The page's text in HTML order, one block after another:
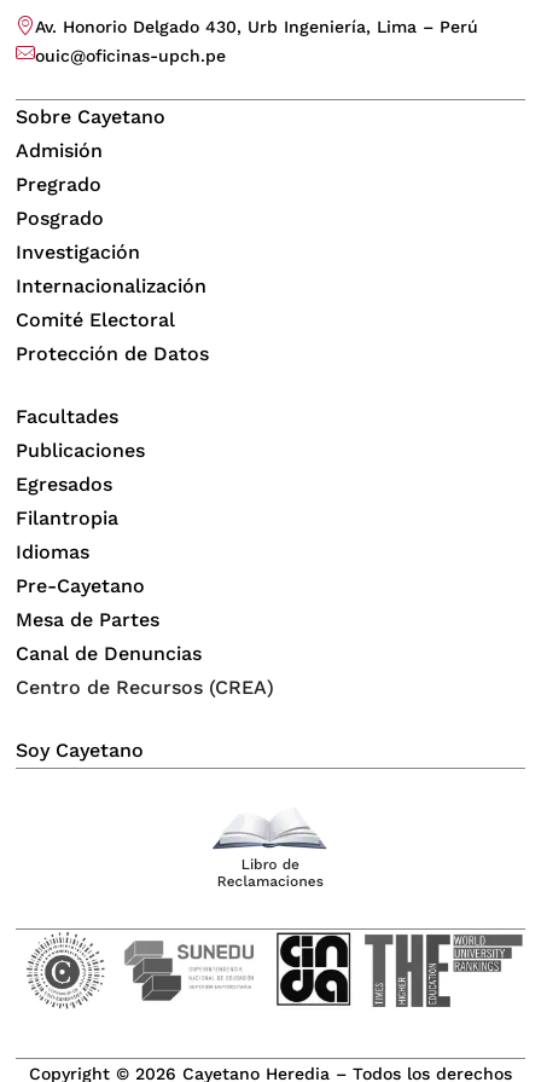
Av. Honorio Delgado 430, Urb Ingeniería, Lima – Perú
ouic@oficinas-upch.pe
Sobre Cayetano
Admisión
Pregrado
Posgrado
Investigación
Internacionalización
Comité Electoral
Protección de Datos
Facultades
Publicaciones
Egresados
Filantropia
Idiomas
Pre-Cayetano
Mesa de Partes
Canal de Denuncias
Centro de Recursos (CREA)
Soy Cayetano
Copyright © 2026 Cayetano Heredia – Todos los derechos